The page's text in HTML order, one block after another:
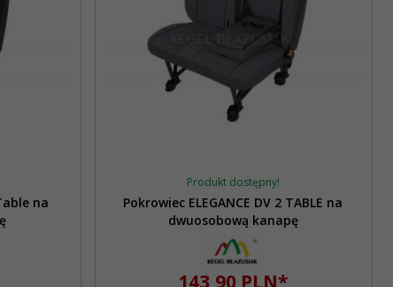
na
Produkt dostępny!
Pokrowiec ELEGANCE DV 2 TABLE na
dwuosobową kanapę
143, 90 PLN*